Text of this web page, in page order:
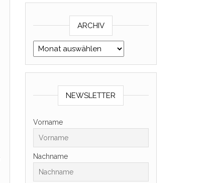
ARCHIV
Archiv
NEWSLETTER
Vorname
Nachname